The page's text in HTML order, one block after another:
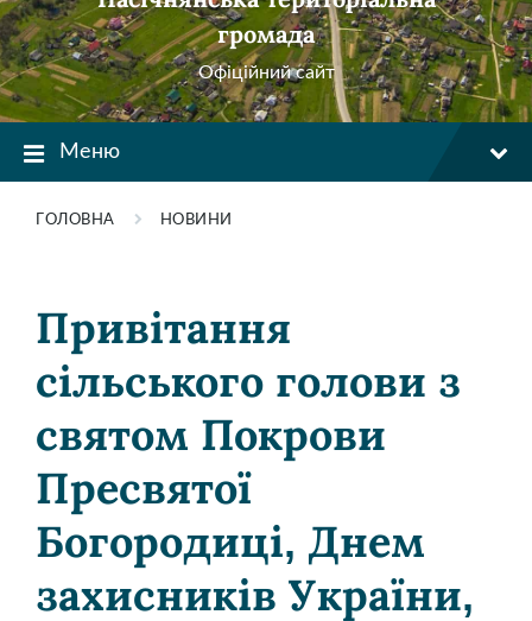
громада
Офіційний сайт
Меню
ГОЛОВНА НОВИНИ
Привітання
сільського голови з
святом Покрови
Пресвятої
Богородиці, Днем
захисників України,